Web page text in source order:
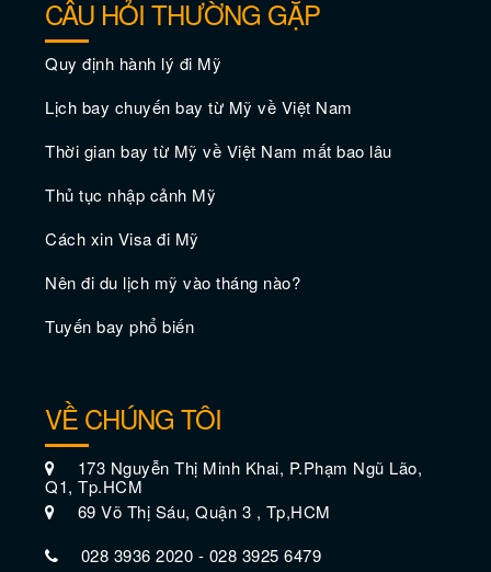
CÂU HỎI THƯỜNG GẶP
Quy định hành lý đi Mỹ
Lịch bay chuyến bay từ Mỹ về Việt Nam
Thời gian bay từ Mỹ về Việt Nam mất bao lâu
Thủ tục nhập cảnh Mỹ
Cách xin Visa đi Mỹ
Nên đi du lịch mỹ vào tháng nào?
Tuyến bay phổ biến
VỀ CHÚNG TÔI
173 Nguyễn Thị Minh Khai, P.Phạm Ngũ Lão,
Q1, Tp.HCM
69 Võ Thị Sáu, Quận 3 , Tp,HCM
028 3936 2020 - 028 3925 6479